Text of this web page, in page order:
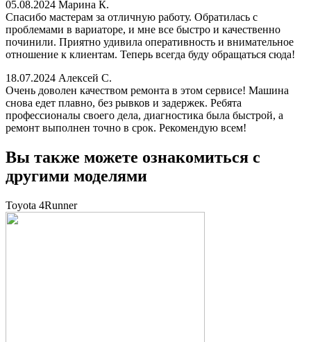
05.08.2024 Марина К.
Спасибо мастерам за отличную работу. Обратилась с
проблемами в вариаторе, и мне все быстро и качественно
починили. Приятно удивила оперативность и внимательное
отношение к клиентам. Теперь всегда буду обращаться сюда!
18.07.2024 Алексей С.
Очень доволен качеством ремонта в этом сервисе! Машина
снова едет плавно, без рывков и задержек. Ребята
профессионалы своего дела, диагностика была быстрой, а
ремонт выполнен точно в срок. Рекомендую всем!
Вы также можете ознакомиться с
другими моделями
Toyota 4Runner